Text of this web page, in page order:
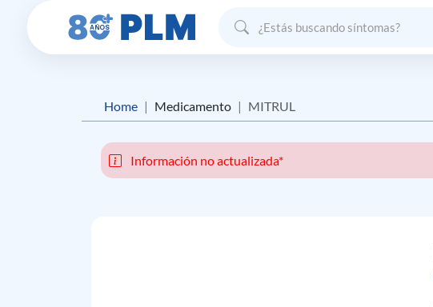
Home Medicamento MITRUL
Información no actualizada*